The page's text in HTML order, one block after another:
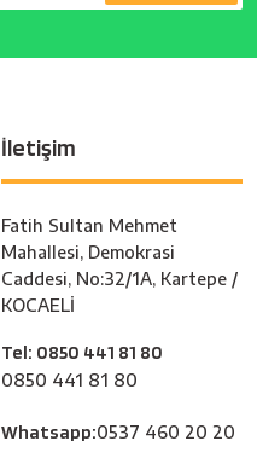
İletişim
Fatih Sultan Mehmet
Mahallesi, Demokrasi
Caddesi, No:32/1A, Kartepe /
KOCAELİ
Tel: 0850 441 81 80
0850 441 81 80
Whatsapp:0537 460 20 20